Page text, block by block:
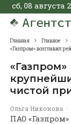
сб, 08 августа
Главная
Главное
«Газпром» возглавил
«Газпром»
чистой
Ольга Никонова ·
ПАО